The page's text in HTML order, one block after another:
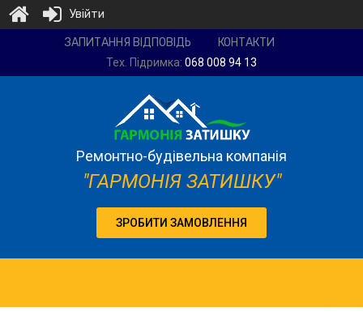
компанія
ЗАПИТАННЯ ВІДПОВІДЬ КОНТАКТИ
Тех. Підримка: 068 008 94 13
Ремонтно-будівельна компанія
"ГАРМОНІЯ ЗАТИШКУ"
ЗРОБИТИ ЗАМОВЛЕННЯ
Увійти